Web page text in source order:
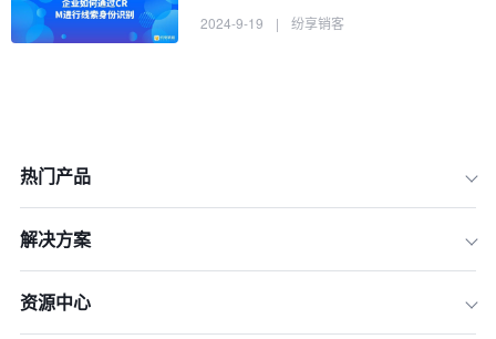
2024-9-19 | 纷享销客
热门产品
解决方案
资源中心